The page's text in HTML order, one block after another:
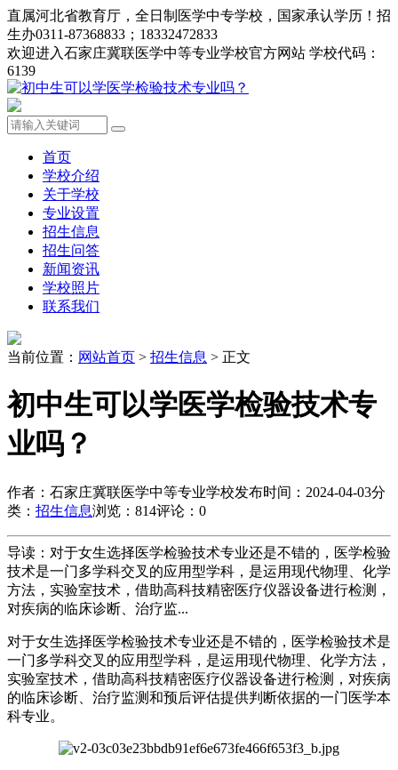
直属河北省教育厅，全日制医学中专学校，国家承认学历！招
生办0311-87368833；18332472833
欢迎进入石家庄冀联医学中等专业学校官方网站 学校代码：
6139
首页
学校介绍
关于学校
专业设置
招生信息
招生问答
新闻资讯
学校照片
联系我们
当前位置： 网站首页 > 招生信息 > 正文
初中生可以学医学检验技术专
业吗？
作者：石家庄冀联医学中等专业学校发布时间：2024-04-03分
类： 招生信息浏览：814评论：0
导读：对于女生选择医学检验技术专业还是不错的，医学检验
技术是一门多学科交叉的应用型学科，是运用现代物理、化学
方法，实验室技术，借助高科技精密医疗仪器设备进行检测，
对疾病的临床诊断、治疗监...
对于女生选择医学检验技术专业还是不错的，医学检验技术是
一门多学科交叉的应用型学科，是运用现代物理、化学方法，
实验室技术，借助高科技精密医疗仪器设备进行检测，对疾病
的临床诊断、治疗监测和预后评估提供判断依据的一门医学本
科专业。